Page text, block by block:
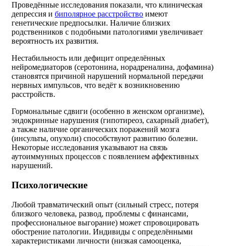
Проведённые исследования показали, что клиническая
депрессия и биполярное расстройство имеют
генетические предпосылки. Наличие близких
родственников с подобными патологиями увеличивает
вероятность их развития.
Нестабильность или дефицит определённых
нейромедиаторов (серотонина, норадреналина, дофамина)
становятся причиной нарушений нормальной передачи
нервных импульсов, что ведёт к возникновению
расстройств.
Гормональные сдвиги (особенно в женском организме),
эндокринные нарушения (гипотиреоз, сахарный диабет),
а также наличие органических поражений мозга
(инсульты, опухоли) способствуют развитию болезни.
Некоторые исследования указывают на связь
аутоиммунных процессов с появлением аффективных
нарушений.
Психологические
Любой травматический опыт (сильный стресс, потеря
близкого человека, развод, проблемы с финансами,
профессиональное выгорание) может спровоцировать
обострение патологии. Индивиды с определёнными
характеристиками личности (низкая самооценка,